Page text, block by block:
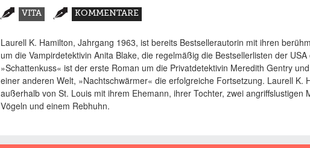
Zusatzmaterial
VITA
REITER)
KOMMENTARE
Laurell K. Hamilton, Jahrgang 1963, ist bereits Bestsellerautorin mit ihren
um die Vampirdetektivin Anita Blake, die regelmäßig die Bestsellerlisten der USA
»Schattenkuss« ist der erste Roman um die Privatdetektivin Meredith Gentry
einer anderen Welt, »Nachtschwärmer« die erfolgreiche Fortsetzung. Laurell K.
außerhalb von St. Louis mit ihrem Ehemann, ihrer Tochter, zwei angriffslustigen
Vögeln und einem Rebhuhn.